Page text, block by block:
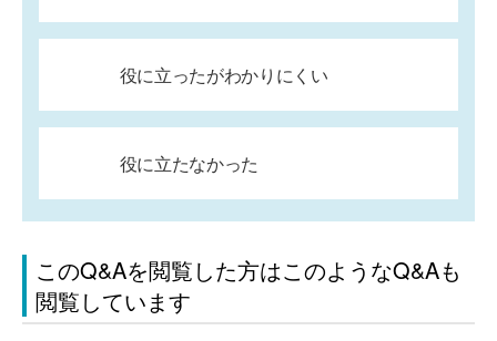
役に立ったがわかりにくい
役に立たなかった
このQ&Aを閲覧した方はこのようなQ&Aも
閲覧しています